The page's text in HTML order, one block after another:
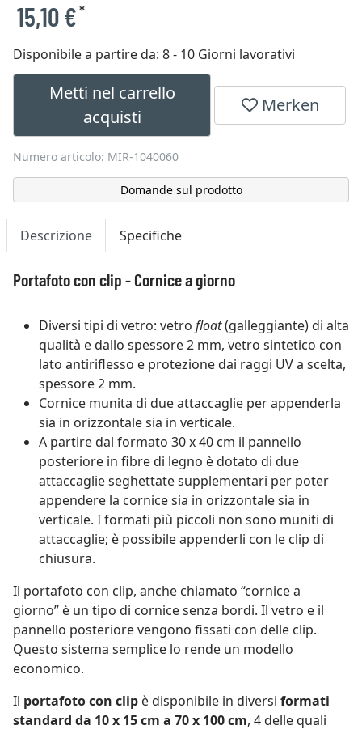
15,10 €*
Disponibile a partire da: 8 - 10 Giorni lavorativi
Metti nel carrello
acquisti
Merken
Numero articolo: MIR-1040060
Domande sul prodotto
Descrizione Specifiche
Portafoto con clip - Cornice a giorno
Diversi tipi di vetro: vetro float(galleggiante) di alta
qualità e dallo spessore 2 mm, vetro sintetico con
lato antiriflesso e protezione dai raggi UV a scelta,
spessore 2 mm.
Cornice munita di due attaccaglie per appenderla
sia in orizzontale sia in verticale.
A partire dal formato 30 x 40 cm il pannello
posteriore in fibre di legno è dotato di due
attaccaglie seghettate supplementari per poter
appendere la cornice sia in orizzontale sia in
verticale. I formati più piccoli non sono muniti di
attaccaglie; è possibile appenderli con le clip di
chiusura.
Il portafoto con clip, anche chiamato “cornice a
giorno” è un tipo di cornice senza bordi. Il vetro e il
pannello posteriore vengono fissati con delle clip.
Questo sistema semplice lo rende un modello
economico.
Il portafoto con clip è disponibile in diversi formati
standard da 10 x 15 cm a 70 x 100 cm, 4 delle quali